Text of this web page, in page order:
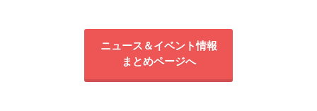
ニュース＆イベント情報
まとめページへ